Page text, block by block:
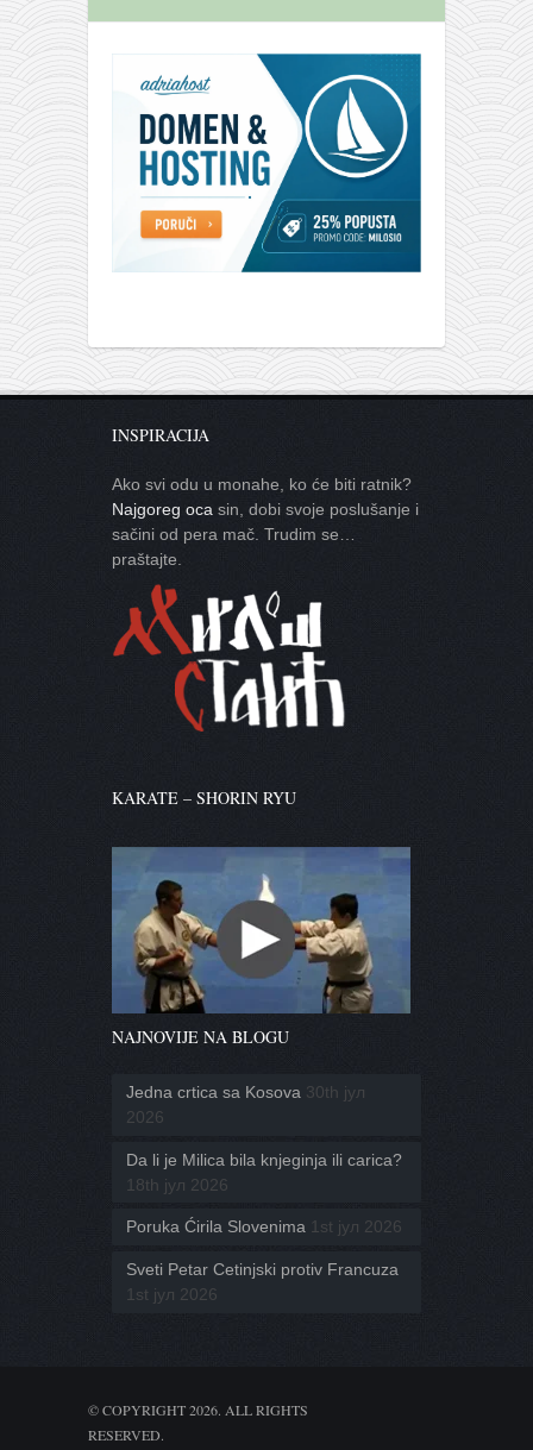
INSPIRACIJA
Ako svi odu u monahe, ko će biti ratnik?
Najgoreg oca sin, dobi svoje poslušanje i
sačini od pera mač. Trudim se…
praštajte.
KARATE – SHORIN RYU
NAJNOVIJE NA BLOGU
Jedna crtica sa Kosova 30th јул
2026
Da li je Milica bila knjeginja ili carica?
18th јул 2026
Poruka Ćirila Slovenima 1st јул 2026
Sveti Petar Cetinjski protiv Francuza
1st јул 2026
© COPYRIGHT 2026. ALL RIGHTS
RESERVED.